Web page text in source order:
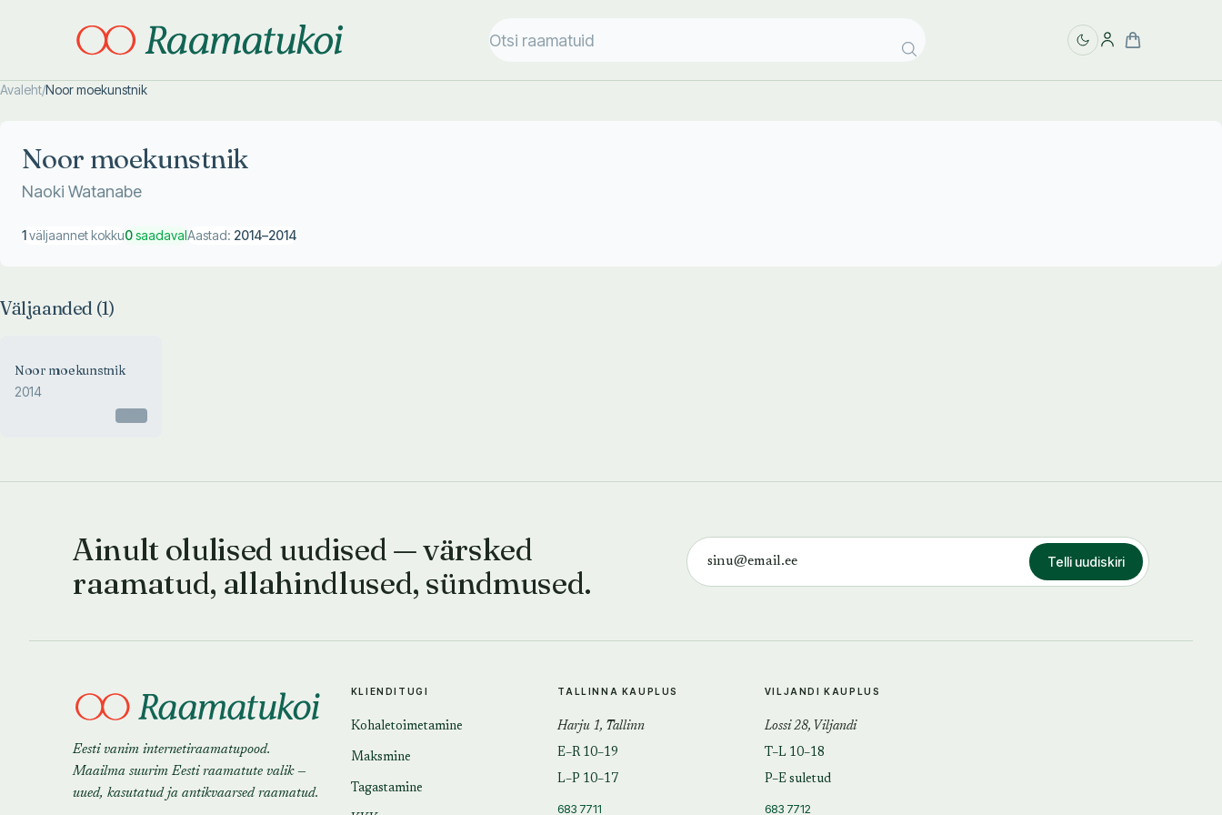
Avaleht/Noor moekunstnik
Noor moekunstnik
Naoki Watanabe
1väljaannet kokku0saadavalAastad: 2014–2014
Väljaanded (1)
Noor moekunstnik
2014
Ainult olulised uudised — värsked
raamatud, allahindlused, sündmused.
Telli uudiskiri
Eesti vanim internetiraamatupood.
Maailma suurim Eesti raamatute valik —
uued, kasutatud ja antikvaarsed raamatud.
KLIENDITUGI
Kohaletoimetamine
Maksmine
Tagastamine
TALLINNA KAUPLUS
Harju 1, Tallinn
E–R 10–19
L–P 10–17
683 7711
VILJANDI KAUPLUS
Lossi 28, Viljandi
T–L 10–18
P–E suletud
683 7712